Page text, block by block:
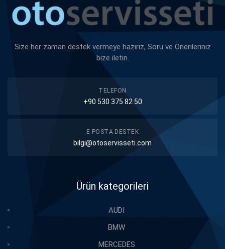
Size her zaman destek vermeye hazırız, Soru ve Önerileriniz
bize iletin.
TELEFON
+90 530 375 82 50
E-POSTA DESTEK
bilgi@otoservisseti.com
Ürün kategorileri
AUDI
BMW
MERCEDES